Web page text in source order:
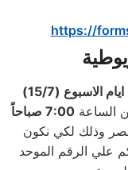
https://
الاسبوع (15/7)
الساعة7:00 صباحاً
وذلك لكي نكون
علي الرقم الموحد